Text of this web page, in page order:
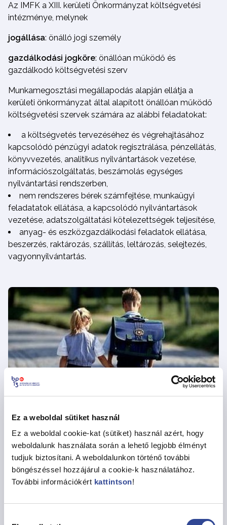
Ez a weboldal sütiket használ
Ez a weboldal cookie-kat (sütiket) használ azért, hogy
weboldalunk használata során a lehető legjobb élményt
tudjuk biztosítani. A weboldalunkon történő további
böngészéssel hozzájárul a cookie-k használatához.
További információkért kattintson!
Az IMFK a XIII. kerületi Önkormányzat költségvetési
intézménye, melynek
jogállása: önálló jogi személy
gazdálkodási jogköre: önállóan működő és
gazdálkodó költségvetési szerv
Munkamegosztási megállapodás alapján ellátja a
kerületi önkormányzat által alapított önállóan működő
költségvetési szervek számára az alábbi feladatokat:
a költségvetés tervezéséhez és végrehajtásához
kapcsolódó pénzügyi adatok regisztrálása, pénzellátás,
könyvvezetés, analitikus nyilvántartások vezetése,
információszolgáltatás, beszámolás egységes
nyilvántartási rendszerben,
nem rendszeres bérek számfejtése, munkaügyi
feladatatok ellátása, a kapcsolódó nyilvántartások
vezetése, adatszolgáltatási kötelezettségek teljesítése,
anyag- és eszközgazdálkodási feladatok ellátása,
beszerzés, raktározás, szállítás, leltározás, selejtezés,
vagyonnyilvántartás.
Állami fenntartású intézmények jogszabályban
meghatározott üzemeltetési, működtetési feladatainak
ellátása.
Informatikai feladatok ellátása az önállóan működő
költségvetési szervek, a kerületi önkormányzat által